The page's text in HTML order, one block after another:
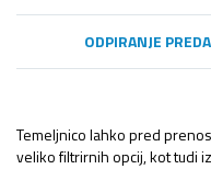
ODPIRANJE
Temeljnico lahko pred
veliko filtrirnih opcij, kot tudi